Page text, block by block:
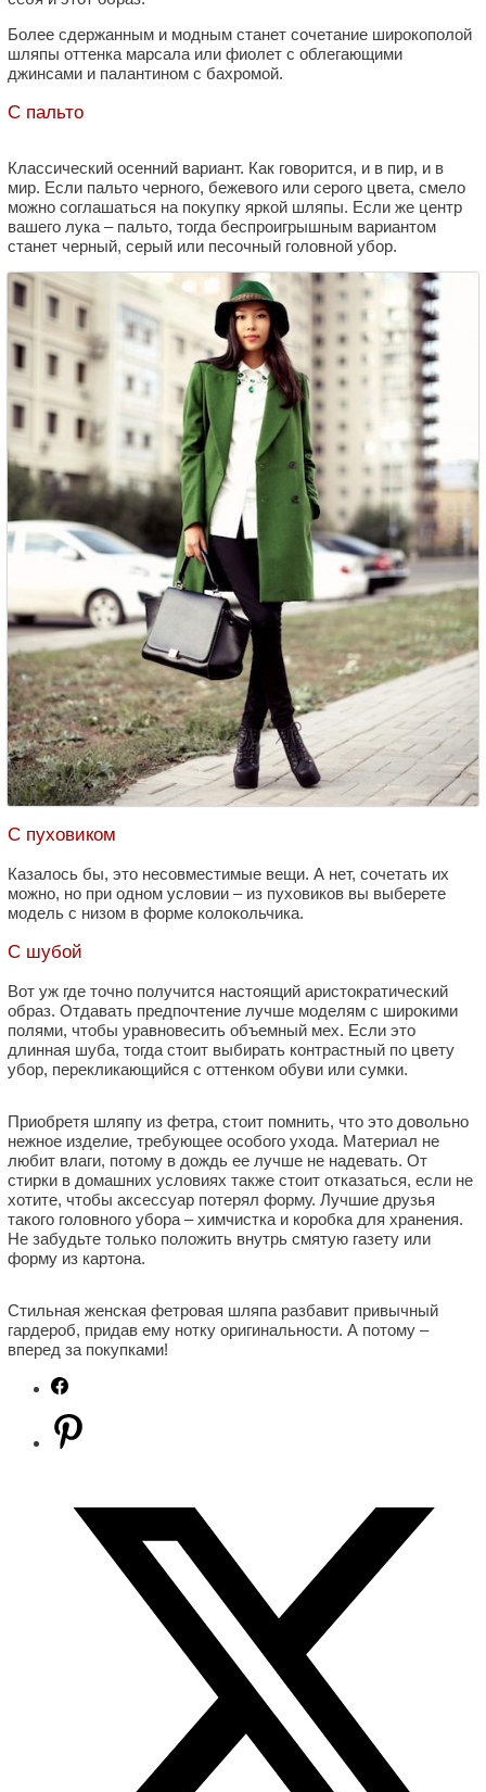
Более сдержанным и модным станет сочетание широкополой
шляпы оттенка марсала или фиолет с облегающими
джинсами и палантином с бахромой.
С пальто
Классический осенний вариант. Как говорится, и в пир, и в
мир. Если пальто черного, бежевого или серого цвета, смело
можно соглашаться на покупку яркой шляпы. Если же центр
вашего лука – пальто, тогда беспроигрышным вариантом
станет черный, серый или песочный головной убор.
С пуховиком
Казалось бы, это несовместимые вещи. А нет, сочетать их
можно, но при одном условии – из пуховиков вы выберете
модель с низом в форме колокольчика.
С шубой
Вот уж где точно получится настоящий аристократический
образ. Отдавать предпочтение лучше моделям с широкими
полями, чтобы уравновесить объемный мех. Если это
длинная шуба, тогда стоит выбирать контрастный по цвету
убор, перекликающийся с оттенком обуви или сумки.
Приобретя шляпу из фетра, стоит помнить, что это довольно
нежное изделие, требующее особого ухода. Материал не
любит влаги, потому в дождь ее лучше не надевать. От
стирки в домашних условиях также стоит отказаться, если не
хотите, чтобы аксессуар потерял форму. Лучшие друзья
такого головного убора – химчистка и коробка для хранения.
Не забудьте только положить внутрь смятую газету или
форму из картона.
Стильная женская фетровая шляпа разбавит привычный
гардероб, придав ему нотку оригинальности. А потому –
вперед за покупками!